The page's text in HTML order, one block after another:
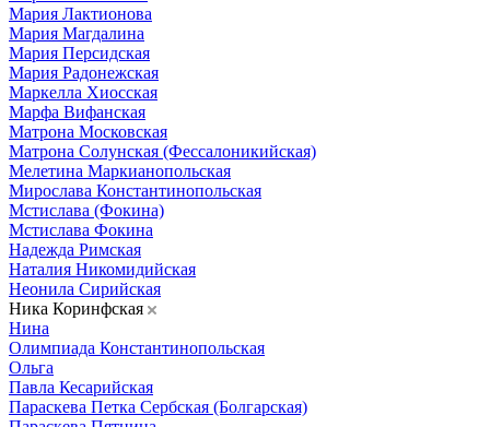
Мария Лактионова
Мария Магдалина
Мария Персидская
Мария Радонежская
Маркелла Хиосская
Марфа Вифанская
Матрона Московская
Матрона Солунская (Фессалоникийская)
Мелетина Маркианопольская
Мирослава Константинопольская
Мстислава (Фокина)
Мстислава Фокина
Надежда Римская
Наталия Никомидийская
Неонила Сирийская
Ника Коринфская
Нина
Олимпиада Константинопольская
Ольга
Павла Кесарийская
Параскева Петка Сербская (Болгарская)